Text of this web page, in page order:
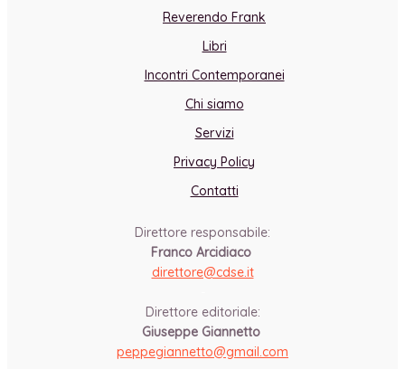
Reverendo Frank
Libri
Incontri Contemporanei
Chi siamo
Servizi
Privacy Policy
Contatti
Direttore responsabile:
Franco Arcidiaco
direttore@cdse.it
Direttore editoriale:
Giuseppe Giannetto
peppegiannetto@gmail.com